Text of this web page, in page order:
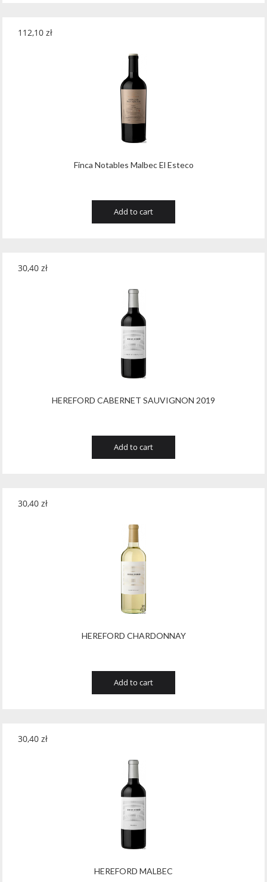
Finca Notables Malbec El Esteco
112,10 zł
Add to cart
HEREFORD CABERNET SAUVIGNON 2019
30,40 zł
Add to cart
HEREFORD CHARDONNAY
30,40 zł
Add to cart
HEREFORD MALBEC
30,40 zł